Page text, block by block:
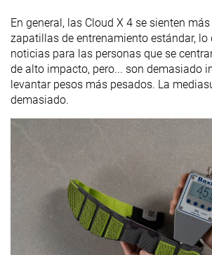
En general, las Cloud X 4 se sienten
zapatillas de entrenamiento estándar, lo
noticias para las personas que se
de alto impacto, pero... son demasiado
levantar pesos más pesados. La
demasiado.